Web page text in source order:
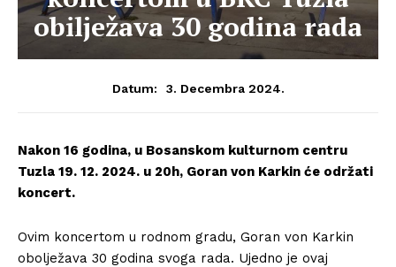
obilježava 30 godina rada
Datum: 3. Decembra 2024.
Nakon 16 godina, u Bosanskom kulturnom centru
Tuzla 19. 12. 2024. u 20h, Goran von Karkin će održati
koncert.
Ovim koncertom u rodnom gradu, Goran von Karkin
obolježava 30 godina svoga rada. Ujedno je ovaj